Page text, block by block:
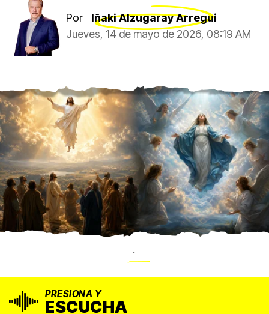
Por
Iñaki Alzugaray Arregui
Jueves, 14 de mayo de 2026, 08:19 AM
.
PRESIONA Y
ESCUCHA